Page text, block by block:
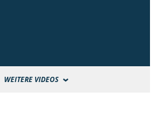
WEITERE VIDEOS